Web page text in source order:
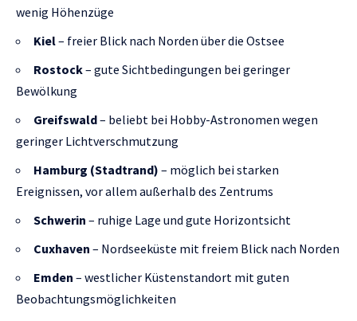
wenig Höhenzüge
Kiel– freier Blick nach Norden über die Ostsee
Rostock– gute Sichtbedingungen bei geringer
Bewölkung
Greifswald– beliebt bei Hobby-Astronomen wegen
geringer Lichtverschmutzung
Hamburg (Stadtrand) – möglich bei starken
Ereignissen, vor allem außerhalb des Zentrums
Schwerin – ruhige Lage und gute Horizontsicht
Cuxhaven – Nordseeküste mit freiem Blick nach Norden
Emden – westlicher Küstenstandort mit guten
Beobachtungsmöglichkeiten